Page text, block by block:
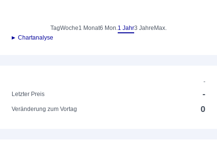
TagWoche1 Monat6 Mon.1 Jahr3 Jahre Max.
► Chartanalyse
-
Letzter Preis
-
Veränderung zum Vortag 0